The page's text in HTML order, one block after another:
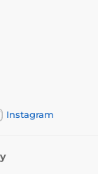
Instagram